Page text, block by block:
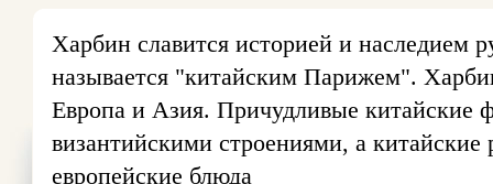
Харбин славится историей и наследием
называется "китайским Парижем".
Европа и Азия. Причудливые китайские
византийскими строениями, а
европейские блюда